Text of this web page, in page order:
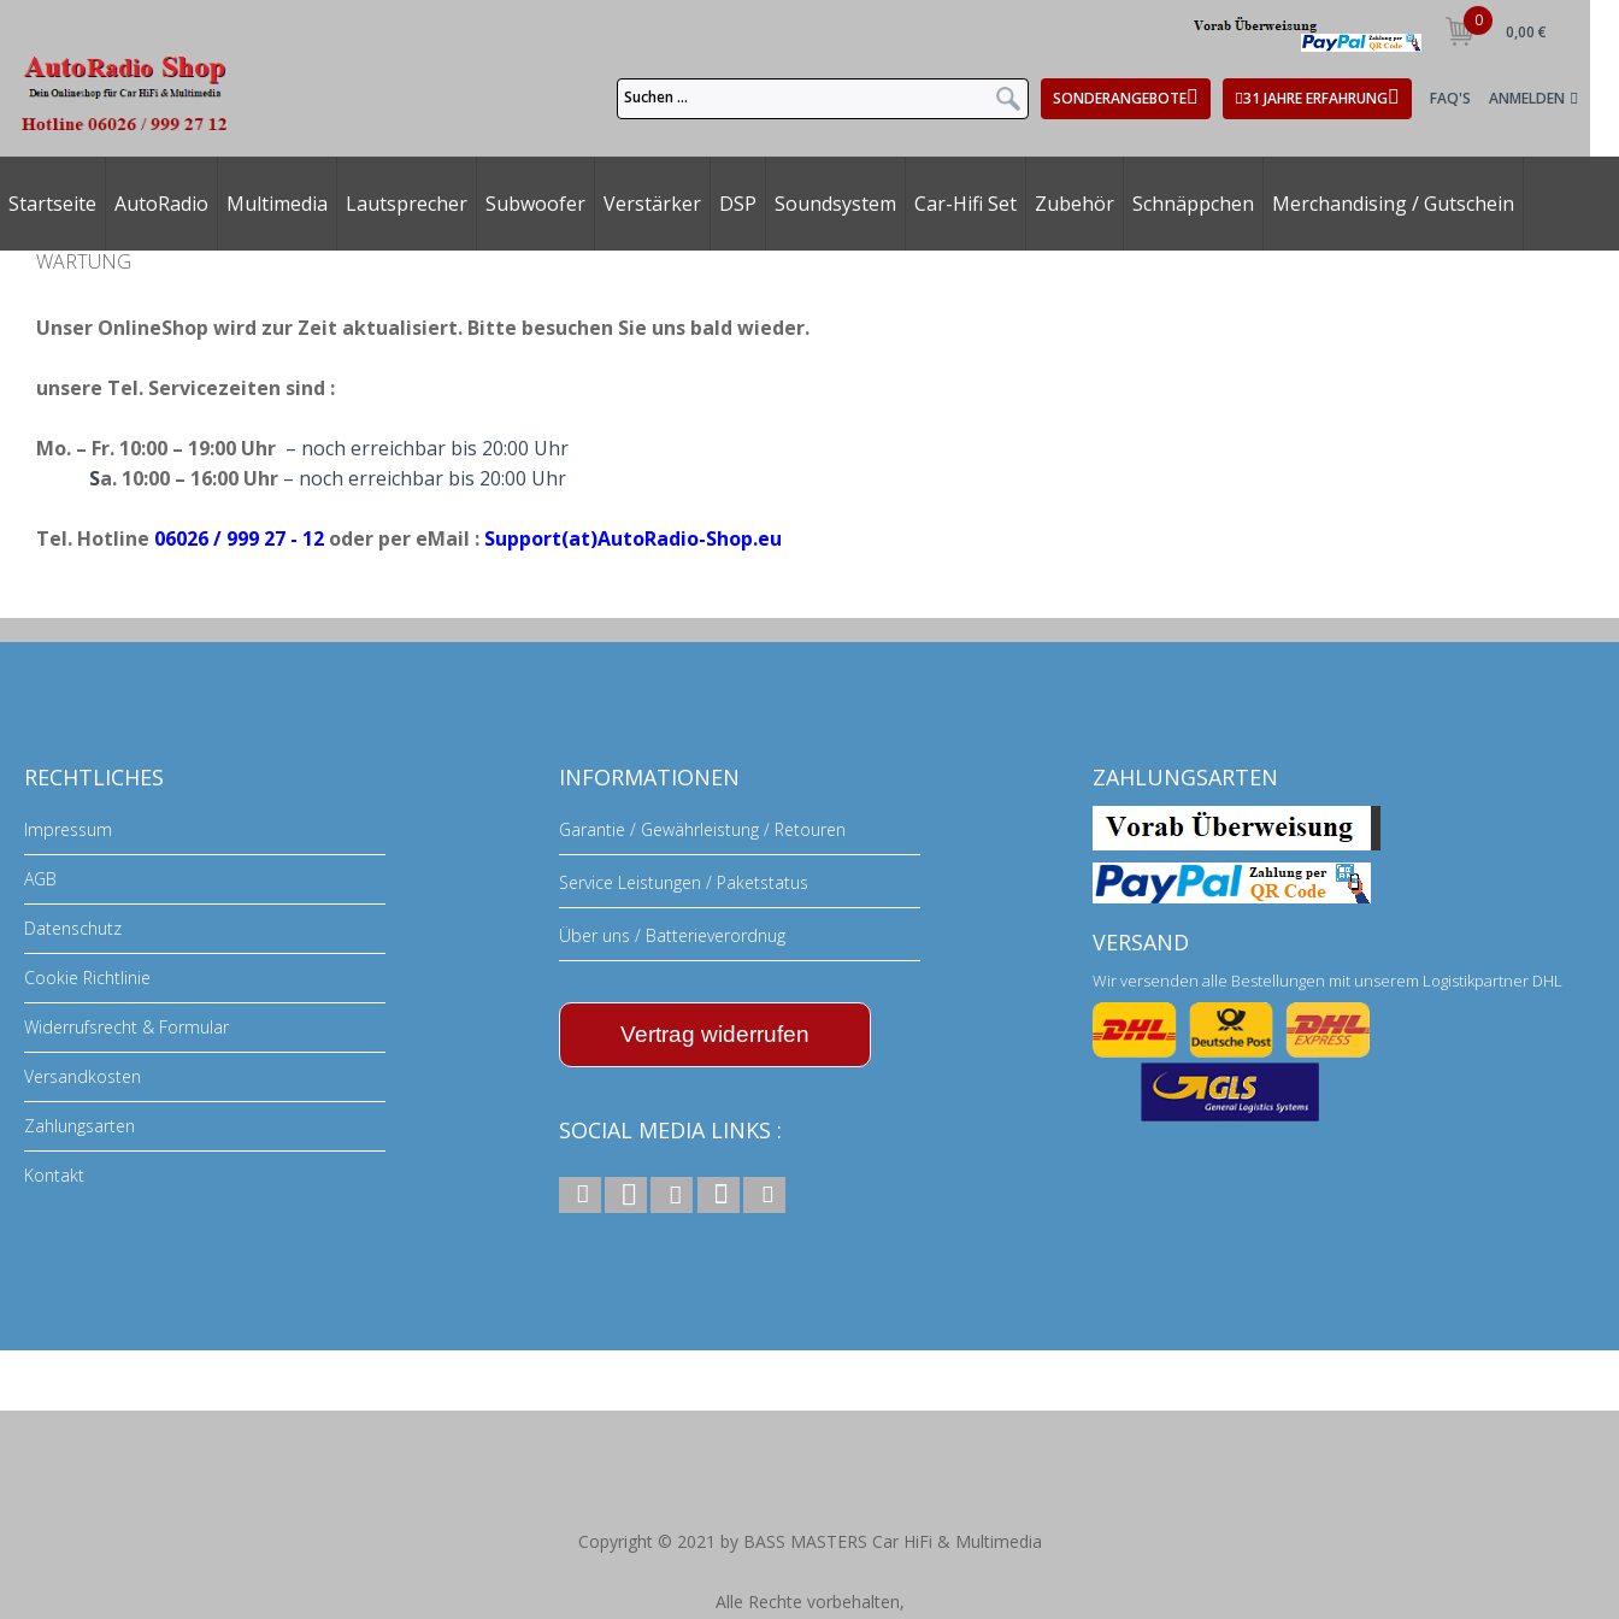
Startseite AutoRadio Multimedia Lautsprecher Subwoofer Verstärker DSP Soundsystem Car-Hifi Set Zubehör Schnäppchen Merchandising / Gutschein
0
0,00 €
SONDERANGEBOTE 31 JAHRE ERFAHRUNG FAQ'S ANMELDEN
WARTUNG
Unser OnlineShop wird zur Zeit aktualisiert. Bitte besuchen Sie uns bald wieder.
unsere Tel. Servicezeiten sind :
Mo. – Fr. 10:00 – 19:00 Uhr – noch erreichbar bis 20:00 Uhr
Sa. 10:00 – 16:00 Uhr – noch erreichbar bis 20:00 Uhr
Tel. Hotline 06026 / 999 27 - 12 oder per eMail : Support(at)AutoRadio-Shop.eu
RECHTLICHES
Impressum
AGB
Datenschutz
Cookie Richtlinie
Widerrufsrecht & Formular
Versandkosten
Zahlungsarten
Kontakt
INFORMATIONEN
Garantie / Gewährleistung / Retouren
Service Leistungen / Paketstatus
Über uns / Batterieverordnug
Vertrag widerrufen
SOCIAL MEDIA LINKS :
ZAHLUNGSARTEN
VERSAND
Wir versenden alle Bestellungen mit unserem Logistikpartner DHL
Copyright © 2021 by BASS MASTERS Car HiFi & Multimedia
Alle Rechte vorbehalten,